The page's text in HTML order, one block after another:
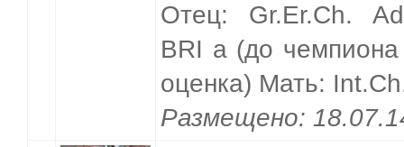
Отец: Gr.Er.Ch.
BRI a (до
оценка) Мать:
Размещено: